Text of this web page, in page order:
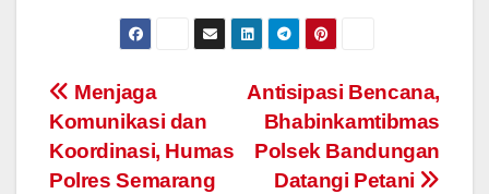
Post
navigation
Antisipasi Bencana,
Bhabinkamtibmas
Polsek Bandungan
Datangi Petani
Menjaga
Komunikasi dan
Koordinasi, Humas
Polres Semarang